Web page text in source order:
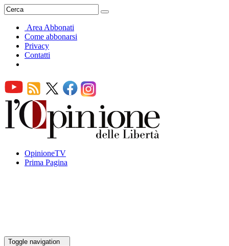
Area Abbonati
Come abbonarsi
Privacy
Contatti
OpinioneTV
Prima Pagina
Toggle navigation